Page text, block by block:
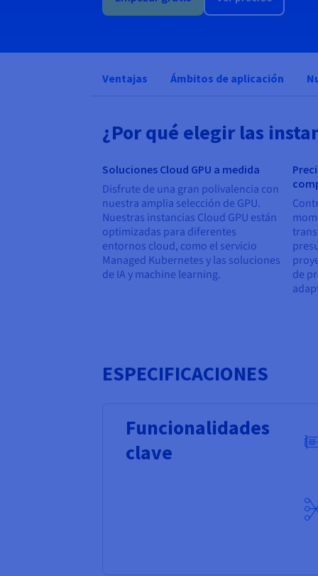
Ventajas Ámbitos de aplicación
¿Por qué elegir las
Soluciones Cloud GPU a medida
Disfrute de una gran polivalencia con
nuestra amplia selección de GPU.
Nuestras instancias Cloud GPU están
optimizadas para diferentes
entornos cloud, como el servicio
Managed Kubernetes y las soluciones
de IA y machine learning.
de
ESPECIFICACIONES
Funcionalidades
clave